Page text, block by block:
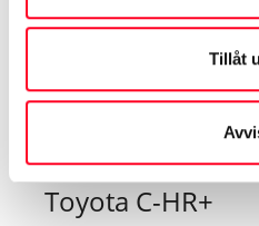
Tillåt
Toyota C-HR+